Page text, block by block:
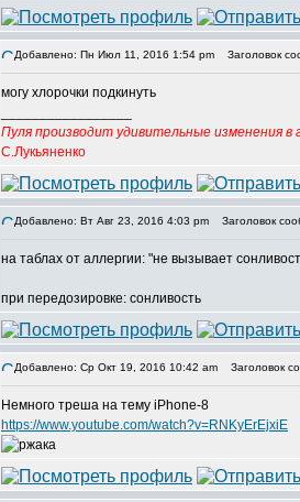
Добавлено: Пн Июл 11, 2016 1:54 pm Заголовок
могу хлорочки подкинуть
Пуля производит удивительные изменения в
С.Лукьяненко
Добавлено: Вт Авг 23, 2016 4:03 pm Заголовок
на таблах от аллергии: "не вызывает
при передозировке: сонливость
Добавлено: Ср Окт 19, 2016 10:42 am Заголовок
Немного треша на тему iPhone-8
https://www.youtube.com/watch?v=RNKyErEjxiE